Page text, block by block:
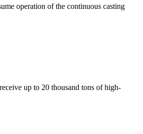
operation of the continuous casting
up to 20 thousand tons of high-